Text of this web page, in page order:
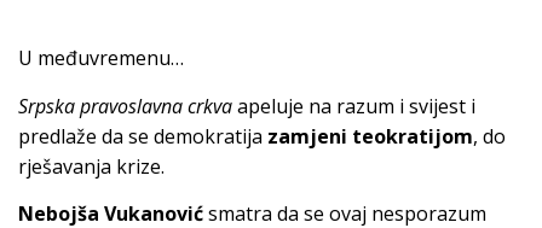
U međuvremenu…
Srpska pravoslavna crkvaapeluje na razum i svijest i
predlaže da se demokratija zamjeni teokratijom, do
rješavanja krize.
Nebojša Vukanovićsmatra da se ovaj nesporazum